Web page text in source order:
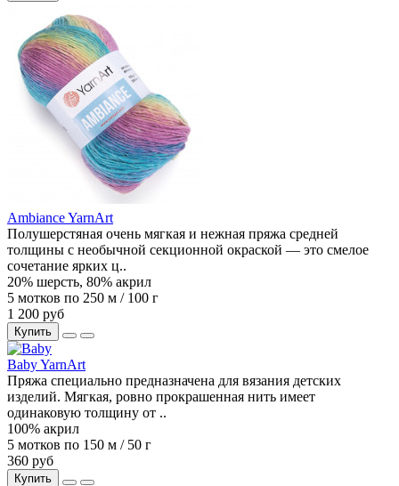
Ambiance YarnArt
Полушерстяная очень мягкая и нежная пряжа средней
толщины с необычной секционной окраской — это смелое
сочетание ярких ц..
20% шерсть, 80% акрил
5 мотков по 250 м / 100 г
1 200 руб
Купить
Baby YarnArt
Пряжа специально предназначена для вязания детских
изделий. Мягкая, ровно прокрашенная нить имеет
одинаковую толщину от ..
100% акрил
5 мотков по 150 м / 50 г
360 руб
Купить